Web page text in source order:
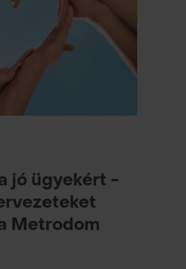
jó ügyekért -
Metrodom